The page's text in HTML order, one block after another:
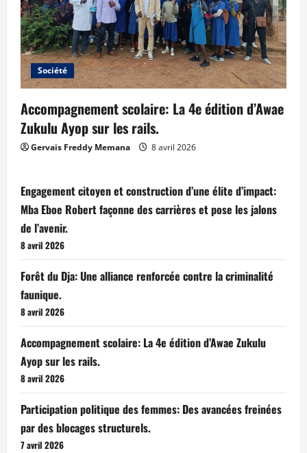
Société
Accompagnement scolaire: La 4e édition d’Awae
Zukulu Ayop sur les rails.
Gervais Freddy Memana 8 avril 2026
Engagement citoyen et construction d’une élite d’impact:
Mba Eboe Robert façonne des carrières et pose les jalons
de l’avenir.
8 avril 2026
Forêt du Dja: Une alliance renforcée contre la criminalité
faunique.
8 avril 2026
Accompagnement scolaire: La 4e édition d’Awae Zukulu
Ayop sur les rails.
8 avril 2026
Participation politique des femmes: Des avancées freinées
par des blocages structurels.
7 avril 2026